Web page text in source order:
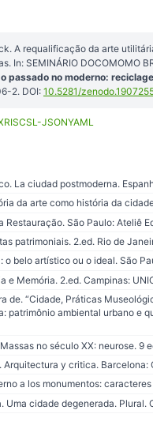
A requalificação da arte
In: SEMINÁRIO DOCOMOMO
passado no moderno:
2. DOI:10.5281/
RISCSL-JSONYAML
La ciudad postmoderna.
da arte como história da
Restauração. São Paulo: Ateliê
patrimoniais. 2.ed. Rio de
o belo artístico ou o ideal. São
e Memória. 2.ed. Campinas:
de. “Cidade, Práticas
patrimônio ambiental urbano e
no século XX: neurose.
Arquitectura y critica. Barcelona:
a los monumentos:
Uma cidade degenerada.